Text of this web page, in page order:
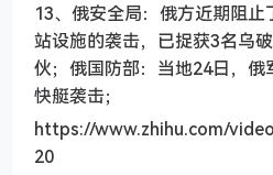
13、俄安全局：俄方近期阻
站设施的袭击，已捉获3名乌
伙；俄国防部：当地24日，
快艇袭击；
https://www.zhihu.com/
20